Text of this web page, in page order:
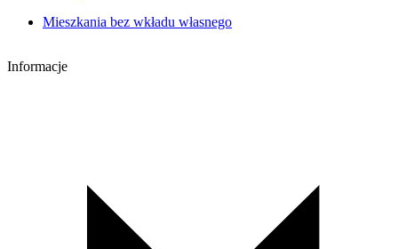
Mieszkania bez wkładu własnego
Informacje